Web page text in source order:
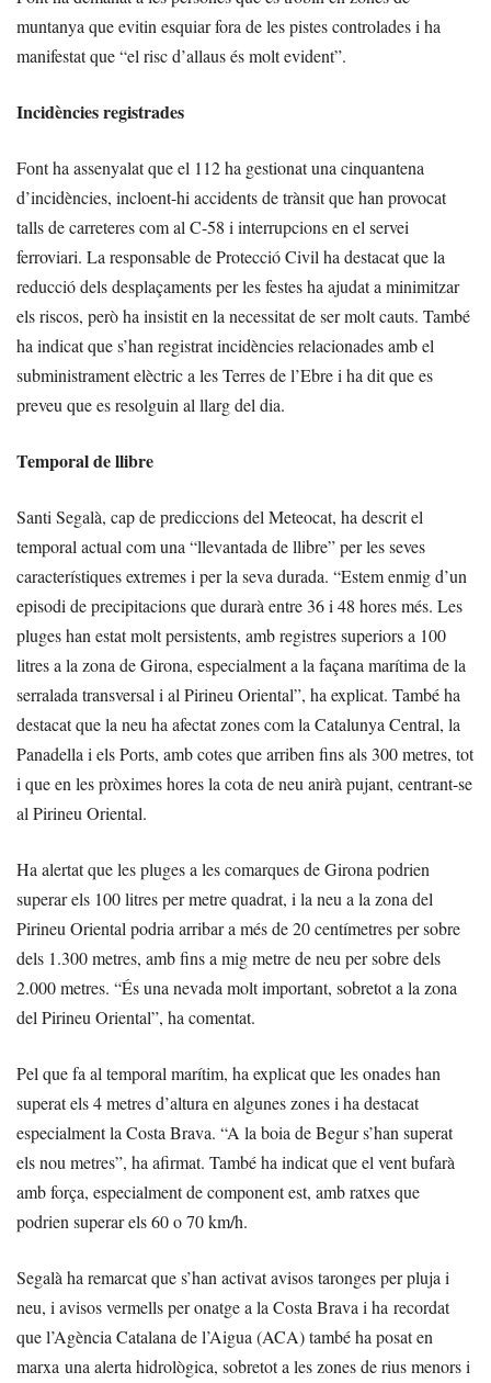
muntanya que evitin esquiar fora de les pistes controlades i ha
manifestat que “el risc d’allaus és molt evident”.
Incidències registrades
Font ha assenyalat que el 112 ha gestionat una cinquantena
d’incidències, incloent-hi accidents de trànsit que han provocat
talls de carreteres com al C-58 i interrupcions en el servei
ferroviari. La responsable de Protecció Civil ha destacat que la
reducció dels desplaçaments per les festes ha ajudat a minimitzar
els riscos, però ha insistit en la necessitat de ser molt cauts. També
ha indicat que s’han registrat incidències relacionades amb el
subministrament elèctric a les Terres de l’Ebre i ha dit que es
preveu que es resolguin al llarg del dia.
Temporal de llibre
Santi Segalà, cap de prediccions del Meteocat, ha descrit el
temporal actual com una “llevantada de llibre” per les seves
característiques extremes i per la seva durada. “Estem enmig d’un
episodi de precipitacions que durarà entre 36 i 48 hores més. Les
pluges han estat molt persistents, amb registres superiors a 100
litres a la zona de Girona, especialment a la façana marítima de la
serralada transversal i al Pirineu Oriental”, ha explicat. També ha
destacat que la neu ha afectat zones com la Catalunya Central, la
Panadella i els Ports, amb cotes que arriben fins als 300 metres, tot
i que en les pròximes hores la cota de neu anirà pujant, centrant-se
al Pirineu Oriental.
Ha alertat que les pluges a les comarques de Girona podrien
superar els 100 litres per metre quadrat, i la neu a la zona del
Pirineu Oriental podria arribar a més de 20 centímetres per sobre
dels 1.300 metres, amb fins a mig metre de neu per sobre dels
2.000 metres. “És una nevada molt important, sobretot a la zona
del Pirineu Oriental”, ha comentat.
Pel que fa al temporal marítim, ha explicat que les onades han
superat els 4 metres d’altura en algunes zones i ha destacat
especialment la Costa Brava. “A la boia de Begur s’han superat
els nou metres”, ha afirmat. També ha indicat que el vent bufarà
amb força, especialment de component est, amb ratxes que
podrien superar els 60 o 70 km/h.
Segalà ha remarcat que s’han activat avisos taronges per pluja i
neu, i avisos vermells per onatge a la Costa Brava i ha recordat
que l’Agència Catalana de l’Aigua (ACA) també ha posat en
marxa una alerta hidrològica, sobretot a les zones de rius menors i